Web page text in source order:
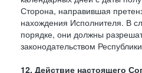
Сторона, направившая
нахождения Исполнителя. В
порядке, они должны
законодательством
12. Действие настоящего